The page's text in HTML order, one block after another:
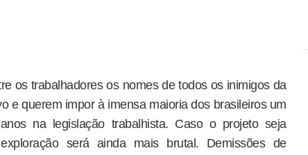
os trabalhadores os nomes de todos os inimigos da
e querem impor à imensa maioria dos brasileiros um
na legislação trabalhista. Caso o projeto seja
será ainda mais brutal. Demissões de